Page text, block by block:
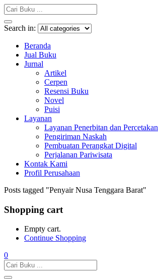
Search in:
Beranda
Jual Buku
Jurnal
Artikel
Cerpen
Resensi Buku
Novel
Puisi
Layanan
Layanan Penerbitan dan Percetakan
Pengiriman Naskah
Pembuatan Perangkat Digital
Perjalanan Pariwisata
Kontak Kami
Profil Perusahaan
Posts tagged "Penyair Nusa Tenggara Barat"
Shopping cart
Empty cart.
Continue Shopping
0